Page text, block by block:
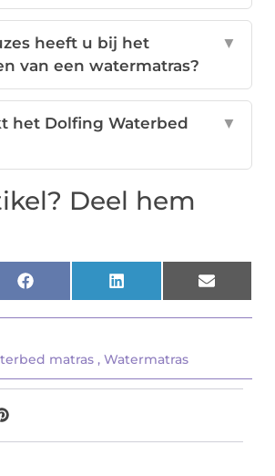
heeft u bij het
van een watermatras?
▼
het Dolfing Waterbed
▼
Deel hem
Facebook LinkedIn Email
matras , Watermatras